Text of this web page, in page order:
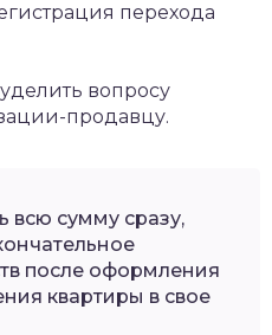
перехода
вопросу
продавцу.
всю сумму сразу,
после оформления
квартиры в свое